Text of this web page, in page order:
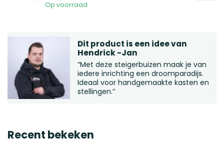
Op voorraad
Dit product is een idee van
Hendrick -Jan
“Met deze steigerbuizen maak je van
iedere inrichting een droomparadijs.
Ideaal voor handgemaakte kasten en
stellingen.”
Recent bekeken